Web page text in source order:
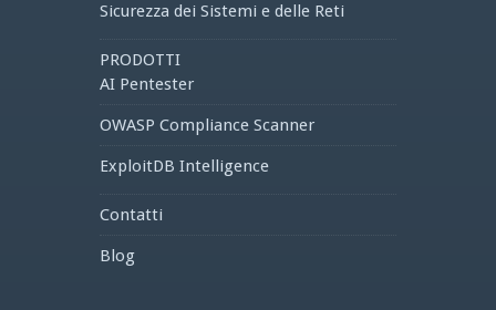
Sicurezza dei Sistemi e delle Reti
PRODOTTI
AI Pentester
OWASP Compliance Scanner
ExploitDB Intelligence
Contatti
Blog